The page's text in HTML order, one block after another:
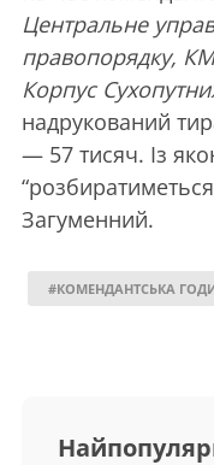
Центральне
правопорядку,
Корпус
надрукований
— 57 тисяч. Із
Загуменний.
#КОМЕНДАНТСЬКА